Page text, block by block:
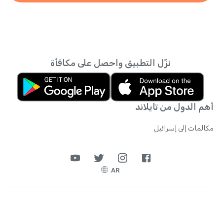
أهم الدول من تايلاند
مكالمات إلى إسرائيل
نزّل التطبيق واحصل على مكافأة
AR